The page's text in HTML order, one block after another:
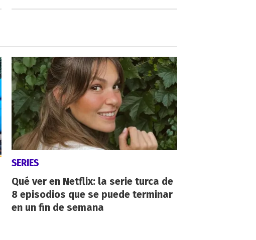
SERIES
Qué ver en Netflix: la serie turca de
8 episodios que se puede terminar
en un fin de semana